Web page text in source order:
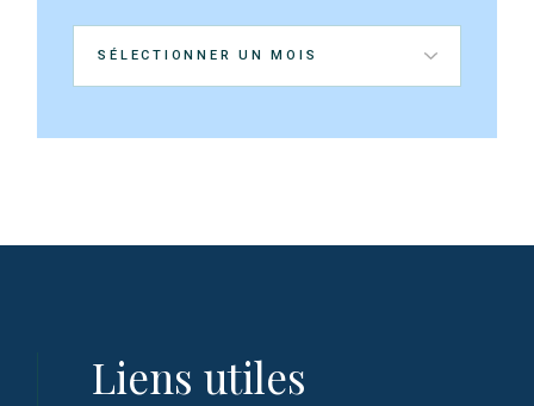
Archives
Liens utiles